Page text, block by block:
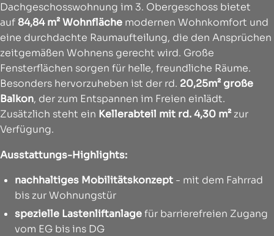
Dachgeschosswohnung im 3. Obergeschoss bietet
auf84,84 m² Wohnfläche modernen Wohnkomfort und
eine durchdachte Raumaufteilung, die den Ansprüchen
zeitgemäßen Wohnens gerecht wird. Große
Fensterflächen sorgen für helle, freundliche Räume.
Besonders hervorzuheben ist der rd. 20,25m² große
Balkon, der zum Entspannen im Freien einlädt.
Zusätzlich steht ein Kellerabteil mit rd. 4,30 m² zur
Verfügung.
Ausstattungs-Highlights:
nachhaltiges Mobilitätskonzept - mit dem Fahrrad
bis zur Wohnungstür
spezielle Lastenliftanlagefür barrierefreien Zugang
vom EG bis ins DG